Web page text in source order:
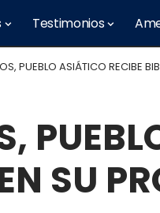
Testimonios
PUEBLO ASIÁTICO RECIBE
SU